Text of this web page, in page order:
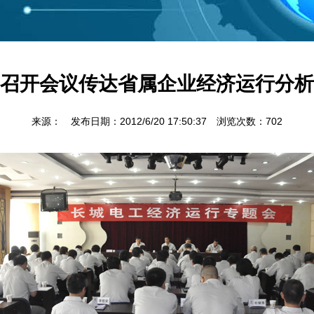
开会议传达省属企业经济运行分
来源： 发布日期：2012/6/20 17:50:37 浏览次数： 702